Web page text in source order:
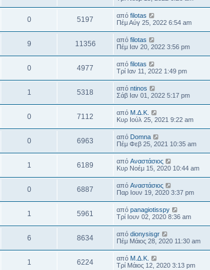
0 5197 από filotas
Πέμ Αύγ 25, 2022 6:54 am
9 11356 από filotas
Πέμ Ιαν 20, 2022 3:56 pm
0 4977 από filotas
Τρί Ιαν 11, 2022 1:49 pm
1 5318 από ntinos
Σάβ Ιαν 01, 2022 5:17 pm
0 7112 από Μ.Δ.Κ.
Κυρ Ιούλ 25, 2021 9:22 am
0 6963 από Domna
Πέμ Φεβ 25, 2021 10:35 am
1 6189 από Αναστάσιος
Κυρ Νοέμ 15, 2020 10:44 am
0 6887 από Αναστάσιος
Παρ Ιουν 19, 2020 3:37 pm
1 5961 από panagiotisspy
Τρί Ιουν 02, 2020 8:36 am
6 8634 από dionysisgr
Πέμ Μάιος 28, 2020 11:30 am
1 6224 από Μ.Δ.Κ.
Τρί Μάιος 12, 2020 3:13 pm